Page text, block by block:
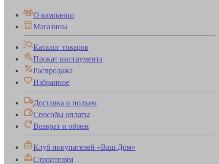
О компании
Магазины
Каталог товаров
Прокат инструмента
Распродажа
Избранное
Доставка и подъем
Способы оплаты
Возврат и обмен
Клуб покупателей «Ваш Дом»
Строителям